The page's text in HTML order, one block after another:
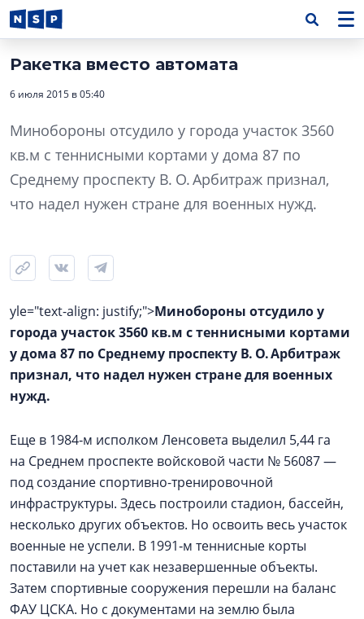
Ракетка вместо автомата
6 июля 2015 в 05:40
Минобороны отсудило у города участок 3560
кв.м с теннисными кортами у дома 87 по
Среднему проспекту В. О. Арбитраж признал,
что надел нужен стране для военных нужд.
yle="text-align: justify;">Минобороны отсудило у
города участок 3560 кв.м с теннисными кортами
у дома 87 по Среднему проспекту В. О. Арбитраж
признал, что надел нужен стране для военных
нужд.
Еще в 1984‑м исполком Ленсовета выделил 5,44 га
на Среднем проспекте войсковой части № 56087 —
под создание спортивно-тренировочной
инфраструктуры. Здесь построили стадион, бассейн,
несколько других объектов. Но освоить весь участок
военные не успели. В 1991‑м теннисные корты
поставили на учет как незавершенные объекты.
Затем спортивные сооружения перешли на баланс
ФАУ ЦСКА. Но с документами на землю была